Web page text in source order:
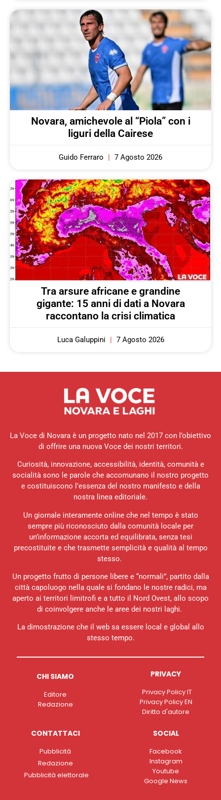
Novara, amichevole al “Piola” con i
liguri della Cairese
Guido Ferraro 7 Agosto 2026
Tra arsure africane e grandine
gigante: 15 anni di dati a Novara
raccontano la crisi climatica
Luca Galuppini 7 Agosto 2026
La Voce di Novara è un progetto nato nel 2017 con l’obiettivo
di offrire una nuova Voce dei nostri territori.
Curiosità, innovazione, accessibilità, identità, comunità e
socialità sono le parole che accomunano il nostro progetto
e costituiscono l’essenza del nostro manifesto e della
nostra linea editoriale.
Un giornale interamente online che nel tempo è stato
sempre più riconosciuto dalla comunità locale per
un’informazione accorta ed equilibrata, senza tesi
precostituite e che trasmette semplicità e qualità al tempo
stesso.
Un progetto frutto di persone libere e “normali”, partito dalla
città capoluogo nella quale si fondano le nostre radici, ma
aperto ai territori limitrofi e a tutto il Nord Ovest, allo scopo
di coinvolgere anche le aree dei nostri laghi.
La dimostrazione che il web sa essere local e global allo
stesso tempo.
CHI SIAMO
Editore
Redazione
PRIVACY
Privacy Policy IT
Privacy Policy EN
Diritto d'autore
CONTATTACI
Pubblicità
Redazione
Pubblicità elettorale
SOCIAL
Facebook
Instagram
Youtube
Google News